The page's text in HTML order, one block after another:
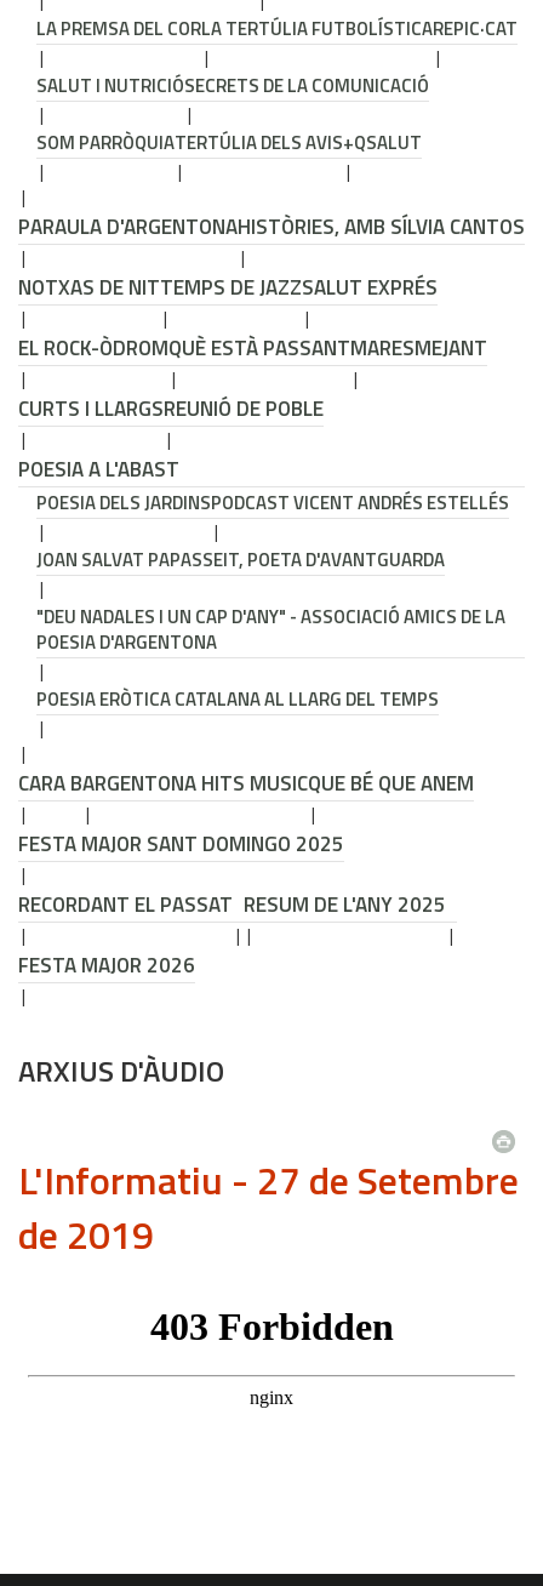
LA PREMSA DEL CORLA TERTÚLIA FUTBOLÍSTICAREPIC·CAT
SALUT I NUTRICIÓSECRETS DE LA COMUNICACIÓ
SOM PARRÒQUIATERTÚLIA DELS AVIS+QSALUT
PARAULA D'ARGENTONAHISTÒRIES, AMB SÍLVIA CANTOS
NOTXAS DE NITTEMPS DE JAZZSALUT EXPRÉS
EL ROCK-ÒDROMQUÈ ESTÀ PASSANTMARESMEJANT
CURTS I LLARGSREUNIÓ DE POBLE
POESIA A L'ABAST
POESIA DELS JARDINSPODCAST VICENT ANDRÉS ESTELLÉS
JOAN SALVAT PAPASSEIT, POETA D'AVANTGUARDA
"DEU NADALES I UN CAP D'ANY" - ASSOCIACIÓ AMICS DE LA
POESIA D'ARGENTONA
POESIA ERÒTICA CATALANA AL LLARG DEL TEMPS
CARA BARGENTONA HITS MUSICQUE BÉ QUE ANEM
FESTA MAJOR SANT DOMINGO 2025
RECORDANT EL PASSAT RESUM DE L'ANY 2025
FESTA MAJOR 2026
ARXIUS D'ÀUDIO
L'Informatiu - 27 de Setembre
de 2019